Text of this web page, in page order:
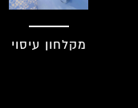
מקלחון עיסוי